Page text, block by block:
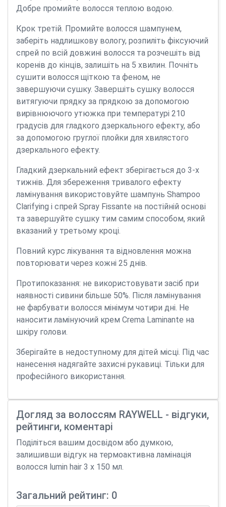
Добре промийте волосся теплою водою.
Крок третій. Промийте волосся шампунем,
заберіть надлишкову вологу, розпиліть фіксуючий
спрей по всій довжині волосся та розчешіть від
коренів до кінців, залишіть на 5 хвилин. Почніть
сушити волосся щіткою та феном, не
завершуючи сушку. Завершіть сушку волосся
витягуючи прядку за прядкою за допомогою
вирівнюючого утюжка при температурі 210
градусів для гладкого дзеркального ефекту, або
за допомогою груглої плойки для хвилястого
дзеркального ефекту.
Гладкий дзеркальний ефект зберігається до 3-х
тижнів. Для збереження тривалого ефекту
ламінування використовуйте шампунь Shampoo
Clarifying і спрей Spray Fissante на постійній основі
та завершуйте сушку тим самим способом, який
вказаний у третьому кроці.
Повний курс лікування та відновлення можна
повторювати через кожні 25 днів.
Протипоказання: не використовувати засіб при
наявності сивини більше 50%. Після ламінування
не фарбувати волосся мінімум чотири дні. Не
наносити ламінуючий крем Crema Laminante на
шкіру голови.
Зберігайте в недоступному для дітей місці. Під час
нанесення надягайте захисні рукавиці. Тільки для
професійного використання.
Догляд за волоссям RAYWELL - відгуки,
рейтинги, коментарі
Поділіться вашим досвідом або думкою,
залишивши відгук на термоактивна ламінація
волосся lumin hair 3 х 150 мл.
Загальний рейтинг: 0